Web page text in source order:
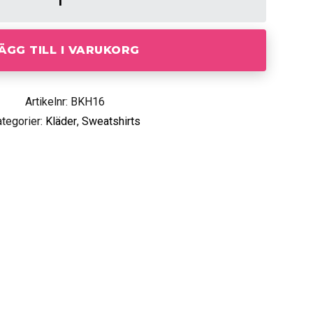
TILL I VARUKORG
Artikelnr: BKH16
Kläder,Sweatshirts